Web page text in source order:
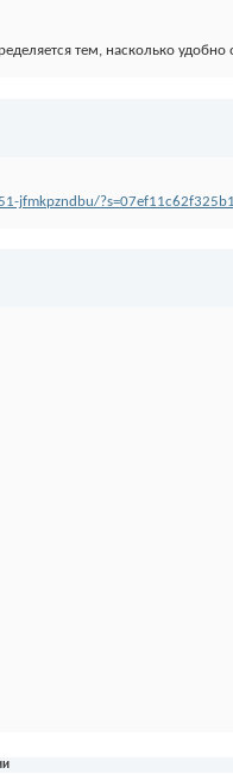
тем, насколько
jfmkpzndbu/